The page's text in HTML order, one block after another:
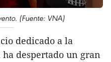
(Fuente: VNA)
dedicado a la
despertado un gran